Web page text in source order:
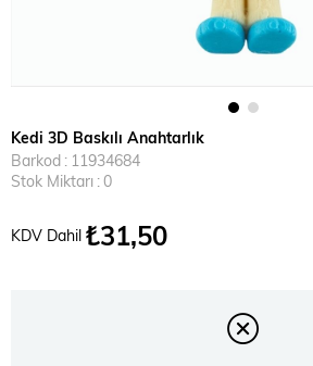
Kedi 3D Baskılı Anahtarlık
Barkod : 11934684
Stok Miktarı :0
KDV Dahil ₺31,50